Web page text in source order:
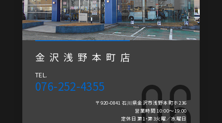
金沢浅野本町店
TEL.
076-252-4355
〒920-0841 石川県金沢市浅野本町ホ236
営業時間 10:00～19:00
定休日 第1・第3火曜／水曜日